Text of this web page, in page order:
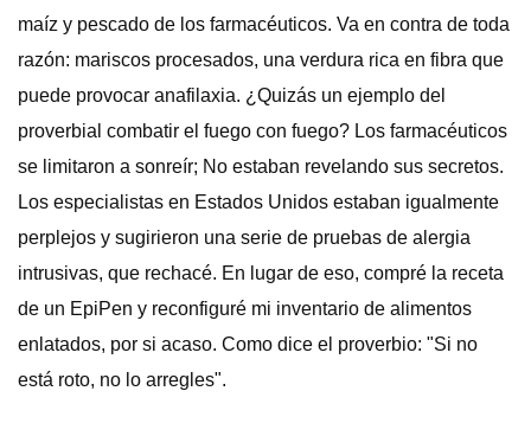
maíz y pescado de los farmacéuticos. Va en contra de toda
razón: mariscos procesados, una verdura rica en fibra que
puede provocar anafilaxia. ¿Quizás un ejemplo del
proverbial combatir el fuego con fuego? Los farmacéuticos
se limitaron a sonreír; No estaban revelando sus secretos.
Los especialistas en Estados Unidos estaban igualmente
perplejos y sugirieron una serie de pruebas de alergia
intrusivas, que rechacé. En lugar de eso, compré la receta
de un EpiPen y reconfiguré mi inventario de alimentos
enlatados, por si acaso. Como dice el proverbio: "Si no
está roto, no lo arregles".